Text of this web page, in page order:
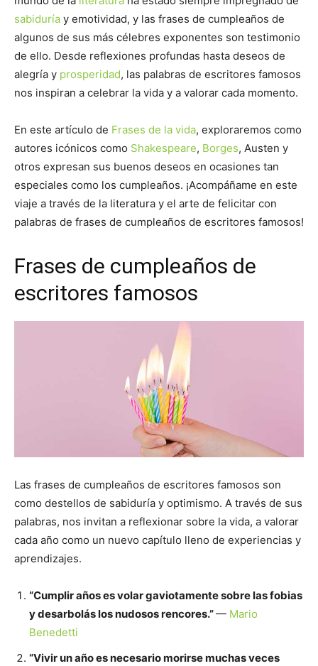
sabiduría y emotividad, y las frases de cumpleaños de
algunos de sus más célebres exponentes son testimonio
de ello. Desde reflexiones profundas hasta deseos de
alegría y prosperidad, las palabras de escritores famosos
nos inspiran a celebrar la vida y a valorar cada momento.
En este artículo de Frases de la vida, exploraremos como
autores icónicos como Shakespeare, Borges, Austen y
otros expresan sus buenos deseos en ocasiones tan
especiales como los cumpleaños. ¡Acompáñame en este
viaje a través de la literatura y el arte de felicitar con
palabras de frases de cumpleaños de escritores famosos!
Frases de cumpleaños de
escritores famosos
Las frases de cumpleaños de escritores famosos son
como destellos de sabiduría y optimismo. A través de sus
palabras, nos invitan a reflexionar sobre la vida, a valorar
cada año como un nuevo capítulo lleno de experiencias y
aprendizajes.
“Cumplir años es volar gaviotamente sobre las fobias
y desarbolás los nudosos rencores.”— Mario
Benedetti
“Vivir un año es necesario morirse muchas veces